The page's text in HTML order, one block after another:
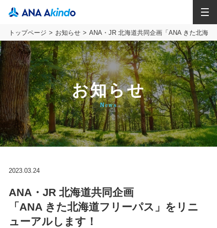
トップページ お知らせ ANA・JR 北海道共同企画「ANA きた北海
お知らせ
News
2023.03.24
ANA・JR 北海道共同企画
「ANA きた北海道フリーパス」をリニ
ューアルします！